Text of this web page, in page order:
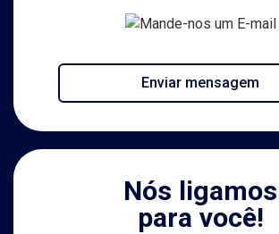
Enviar mensagem
Nós ligamos
para você!